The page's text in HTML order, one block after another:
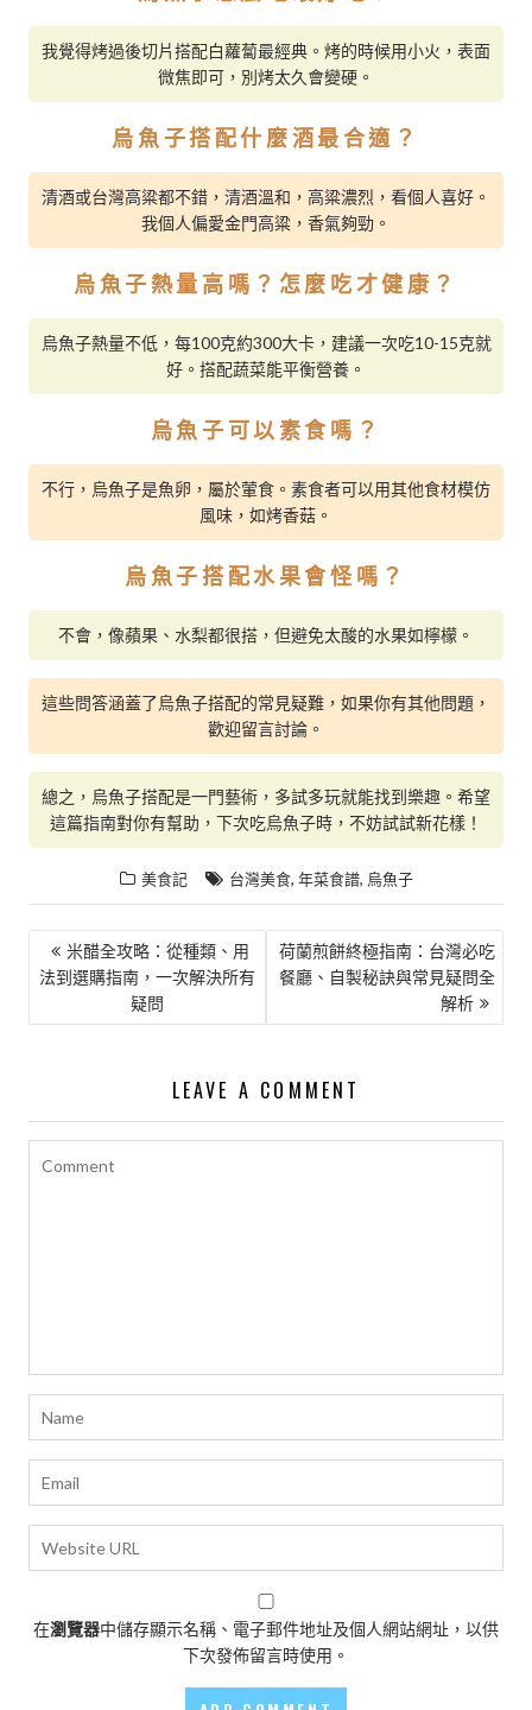
我覺得烤過後切片搭配白蘿蔔最經典。烤的時候用小火，表面
微焦即可，別烤太久會變硬。
烏魚子搭配什麼酒最合適？
清酒或台灣高粱都不錯，清酒溫和，高粱濃烈，看個人喜好。
我個人偏愛金門高粱，香氣夠勁。
烏魚子熱量高嗎？怎麼吃才健康？
烏魚子熱量不低，每100克約300大卡，建議一次吃10-15克就
好。搭配蔬菜能平衡營養。
烏魚子可以素食嗎？
不行，烏魚子是魚卵，屬於葷食。素食者可以用其他食材模仿
風味，如烤香菇。
烏魚子搭配水果會怪嗎？
不會，像蘋果、水梨都很搭，但避免太酸的水果如檸檬。
這些問答涵蓋了烏魚子搭配的常見疑難，如果你有其他問題，
歡迎留言討論。
總之，烏魚子搭配是一門藝術，多試多玩就能找到樂趣。希望
這篇指南對你有幫助，下次吃烏魚子時，不妨試試新花樣！
美食記 台灣美食, 年菜食譜, 烏魚子
文
章
導
米醋全攻略：從種類、用
法到選購指南，一次解決所有
疑問
荷蘭煎餅終極指南：台灣必吃
餐廳、自製秘訣與常見疑問全
解析
LEAVE A COMMENT
在瀏覽器中儲存顯示名稱、電子郵件地址及個人網站網址，以供
下次發佈留言時使用。